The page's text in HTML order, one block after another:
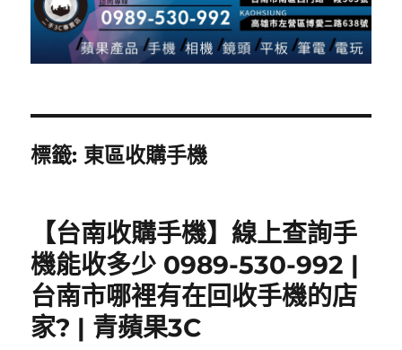
標籤: 東區收購手機
【台南收購手機】線上查詢手
機能收多少 0989-530-992 |
台南市哪裡有在回收手機的店
家? | 青蘋果3C